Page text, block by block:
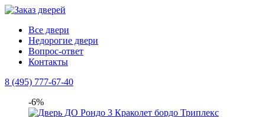
Все двери
Недорогие двери
Вопрос-ответ
Контакты
8 (495) 777-67-40
-6%